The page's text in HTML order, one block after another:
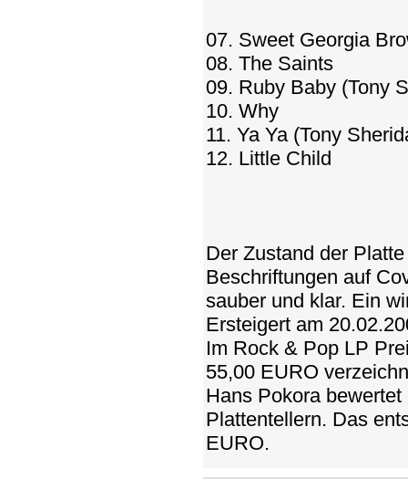
07. Sweet Georgia
08. The Saints
09. Ruby Baby (Tony
10. Why
11. Ya Ya (Tony
12. Little Child
Der Zustand der
Beschriftungen auf
sauber und klar. Ein
Ersteigert am
Im Rock & Pop LP
55,00 EURO
Hans Pokora
Plattentellern. Das
EURO.